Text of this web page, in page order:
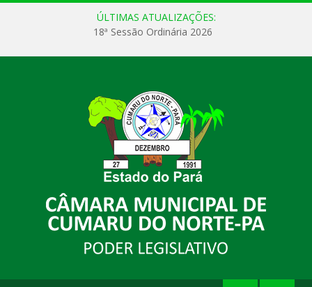
ÚLTIMAS ATUALIZAÇÕES:
18ª Sessão Ordinária 2026